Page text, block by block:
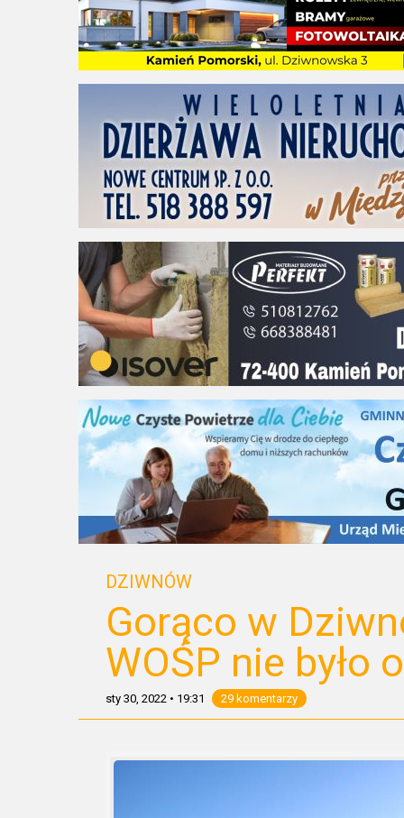
DZIWNÓW
Gorąco w
WOŚP nie było
sty 30, 2022 • 19:31 29 komentarzy